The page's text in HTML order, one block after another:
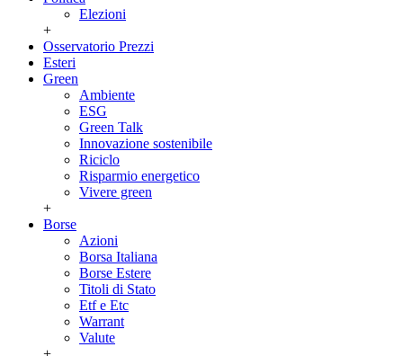
Elezioni
+
Osservatorio Prezzi
Esteri
Green
Ambiente
ESG
Green Talk
Innovazione sostenibile
Riciclo
Risparmio energetico
Vivere green
+
Borse
Azioni
Borsa Italiana
Borse Estere
Titoli di Stato
Etf e Etc
Warrant
Valute